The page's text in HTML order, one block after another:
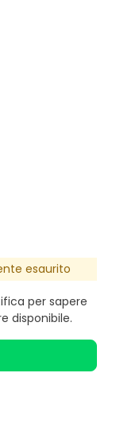
esaurito
per sapere
disponibile.